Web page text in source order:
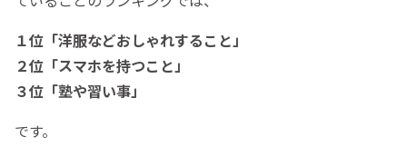
１位「洋服などおしゃれすること」
２位「スマホを持つこと」
３位「塾や習い事」
です。